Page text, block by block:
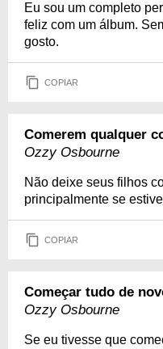
Eu sou um completo
feliz com um álbum.
gosto.
COPIAR
Comerem qualquer
Ozzy Osbourne
Não deixe seus filhos
principalmente se
COPIAR
Começar tudo de
Ozzy Osbourne
Se eu tivesse que